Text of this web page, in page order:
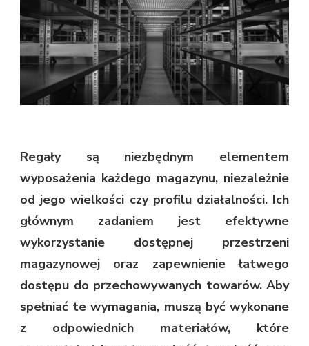
Regały są niezbędnym elementem
wyposażenia każdego magazynu, niezależnie
od jego wielkości czy profilu działalności. Ich
głównym zadaniem jest efektywne
wykorzystanie dostępnej przestrzeni
magazynowej oraz zapewnienie łatwego
dostępu do przechowywanych towarów. Aby
spełniać te wymagania, muszą być wykonane
z odpowiednich materiałów, które